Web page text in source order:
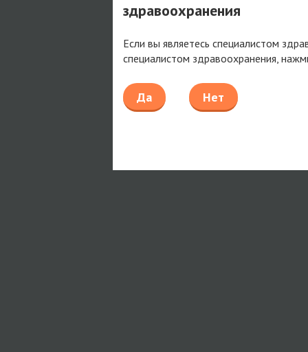
здравоохранения
Если вы являетесь специалистом
специалистом здравоохранения,
Да Нет